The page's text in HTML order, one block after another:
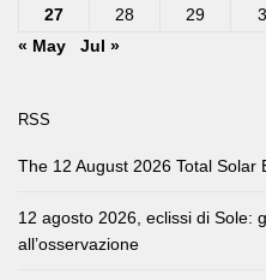
27
28 29
« May
Jul »
RSS
The 12 August 2026 Total Solar
12 agosto 2026, eclissi di Sole:
all’osservazione